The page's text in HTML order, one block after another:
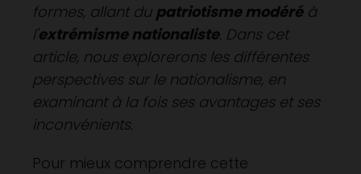
formes, allant du patriotisme modéréà
l'extrémisme nationaliste. Dans cet
article, nous explorerons les différentes
perspectives sur le nationalisme, en
examinant à la fois ses avantages et ses
inconvénients.
Pour mieux comprendre cette